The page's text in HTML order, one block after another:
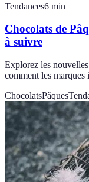
Tendances6 min
Chocolats de
à suivre
Explorez les
comment les
ChocolatsPâques